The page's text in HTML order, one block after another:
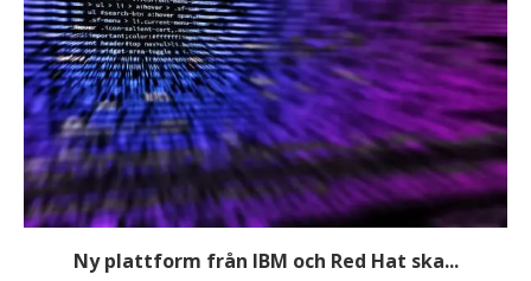
Ny plattform från IBM och Red Hat ska...